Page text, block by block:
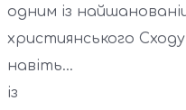
одним із
християнського
навіть...
із